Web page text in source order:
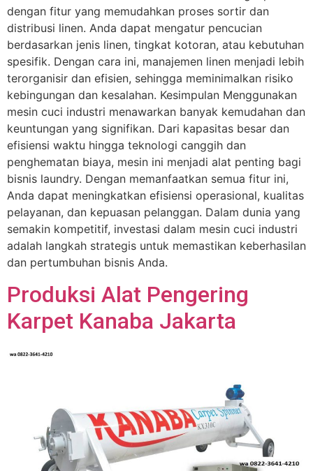
dengan fitur yang memudahkan proses sortir dan
distribusi linen. Anda dapat mengatur pencucian
berdasarkan jenis linen, tingkat kotoran, atau kebutuhan
spesifik. Dengan cara ini, manajemen linen menjadi lebih
terorganisir dan efisien, sehingga meminimalkan risiko
kebingungan dan kesalahan. Kesimpulan Menggunakan
mesin cuci industri menawarkan banyak kemudahan dan
keuntungan yang signifikan. Dari kapasitas besar dan
efisiensi waktu hingga teknologi canggih dan
penghematan biaya, mesin ini menjadi alat penting bagi
bisnis laundry. Dengan memanfaatkan semua fitur ini,
Anda dapat meningkatkan efisiensi operasional, kualitas
pelayanan, dan kepuasan pelanggan. Dalam dunia yang
semakin kompetitif, investasi dalam mesin cuci industri
adalah langkah strategis untuk memastikan keberhasilan
dan pertumbuhan bisnis Anda.
Produksi Alat Pengering
Karpet Kanaba Jakarta